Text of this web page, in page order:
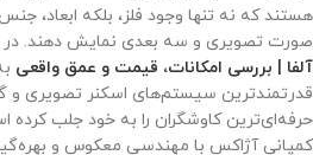
هستند که نه تنها وجود فلز، بلکه ابعاد،
صورت تصویری و سه بعدی نمایش دهند. در
آلفا | بررسی امکانات، قیمت و عمق واقعی
قدرتمندترین سیستم‌های اسکنر تصویری و
حرفه‌ای‌ترین کاوشگران را به خود جلب کرده
کمپانی آژاکس با مهندسی معکوس و